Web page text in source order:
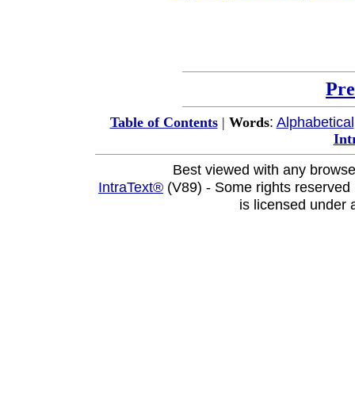
Table of Contents| Words: Alphabetical
Best viewed with any
IntraText® (V89) - Some rights
is licensed under